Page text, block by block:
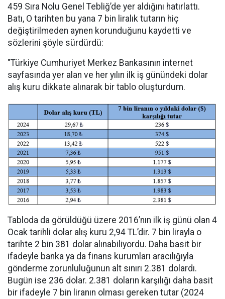
459 Sıra Nolu Genel Tebliğ’de yer aldığını hatırlattı.
Batı, O tarihten bu yana 7 bin liralık tutarın hiç
değiştirilmeden aynen korunduğunu kaydetti ve
sözlerini şöyle sürdürdü:
"Türkiye Cumhuriyet Merkez Bankasının internet
sayfasında yer alan ve her yılın ilk iş günündeki dolar
alış kuru dikkate alınarak bir tablo oluşturdum.
Tabloda da görüldüğü üzere 2016’nın ilk iş günü olan 4
Ocak tarihli dolar alış kuru 2,94 TL’dir. 7 bin lirayla o
tarihte 2 bin 381 dolar alınabiliyordu. Daha basit bir
ifadeyle banka ya da finans kurumları aracılığıyla
gönderme zorunluluğunun alt sınırı 2.381 dolardı.
Bugün ise 236 dolar. 2.381 doların karşılığı daha basit
bir ifadeyle 7 bin liranın olması gereken tutar (2024